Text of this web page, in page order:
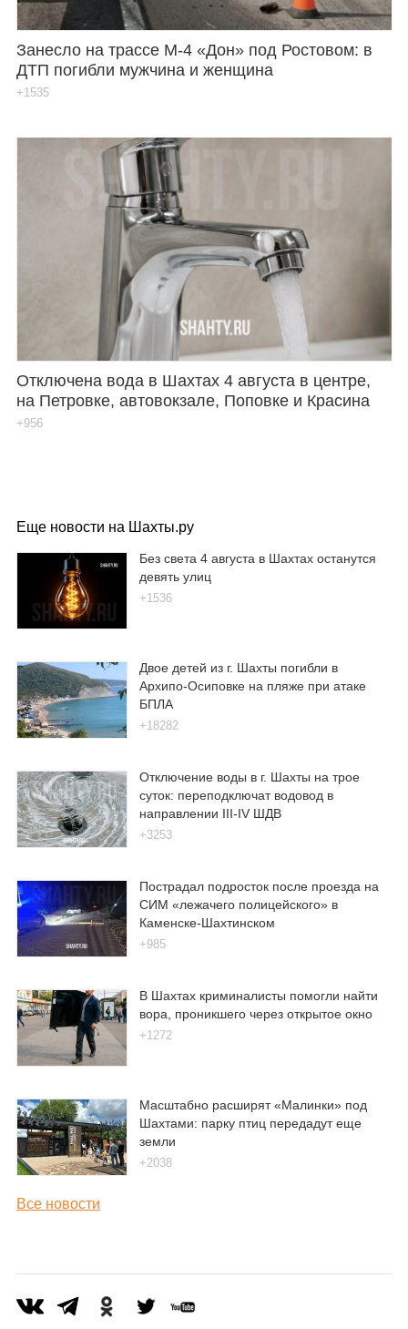
Занесло на трассе М-4 «Дон» под Ростовом: в
ДТП погибли мужчина и женщина
+1535
Отключена вода в Шахтах 4 августа в центре,
на Петровке, автовокзале, Поповке и Красина
+956
Еще новости на Шахты.ру
Без света 4 августа в Шахтах останутся
девять улиц
+1536
Двое детей из г. Шахты погибли в
Архипо-Осиповке на пляже при атаке
БПЛА
+18282
Отключение воды в г. Шахты на трое
суток: переподключат водовод в
направлении III-IV ШДВ
+3253
Пострадал подросток после проезда на
СИМ «лежачего полицейского» в
Каменске-Шахтинском
+985
В Шахтах криминалисты помогли найти
вора, проникшего через открытое окно
+1272
Масштабно расширят «Малинки» под
Шахтами: парку птиц передадут еще
земли
+2038
Все новости